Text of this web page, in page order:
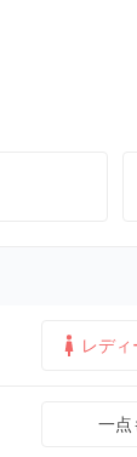
レディ
一点